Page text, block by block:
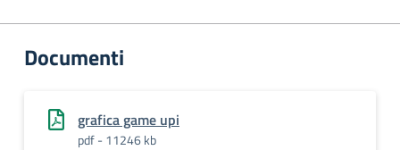
Documenti
grafica game upi
pdf - 11246 kb